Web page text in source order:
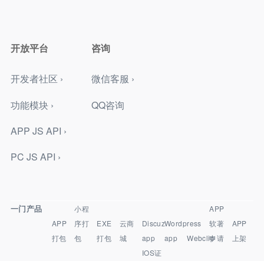
开放平台
开发者社区 ›
功能模块 ›
APP JS API ›
PC JS API ›
咨询
微信客服 ›
QQ咨询
一门产品
APP
打包
小程
序打
包
EXE
打包
云商
城
Discuz
app
Wordpress
app
Webclip
APP
软著
申请
APP
上架
IOS证